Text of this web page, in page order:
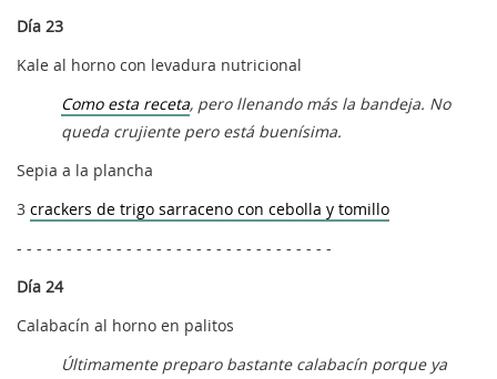
Día 23
Kale al horno con levadura nutricional
Como esta receta, pero llenando más la bandeja. No
queda crujiente pero está buenísima.
Sepia a la plancha
3 crackers de trigo sarraceno con cebolla y tomillo
- - - - - - - - - - - - - - - - - - - - - - - - - - - - - - - -
Día 24
Calabacín al horno en palitos
Últimamente preparo bastante calabacín porque ya